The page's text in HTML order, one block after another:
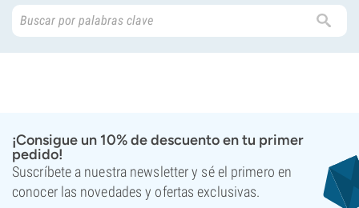
¡Consigue un 10% de descuento en tu primer
pedido!
Suscríbete a nuestra newsletter y sé el primero en
conocer las novedades y ofertas exclusivas.